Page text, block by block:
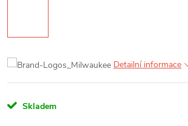
Detailní informace
Skladem